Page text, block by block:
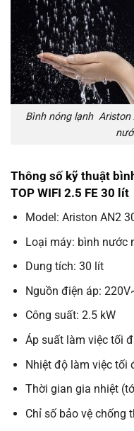
Bình nóng lạnh Ariston
Thông số kỹ thuật
TOP WIFI 2.5 FE 30 lít
Model: Ariston AN2
Loại máy: bình nước
Dung tích: 30 lít
Nguồn điện áp:
Công suất: 2.5 kW
Áp suất làm việc tối
Nhiệt độ làm việc tối
Thời gian gia nhiệt
Chỉ số bảo vệ chống